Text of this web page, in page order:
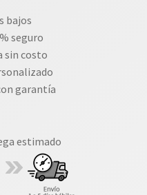
bajos
seguro
sin costo
garantía
estimado